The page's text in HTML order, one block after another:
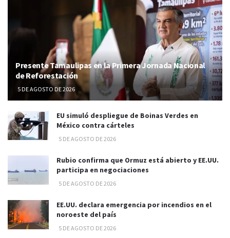
Presente Tamaulipas en la Primera Jornada Nacional
de Reforestación
5 DE AGOSTO DE 2026
EU simuló despliegue de Boinas Verdes en
México contra cárteles
5 DE AGOSTO DE 2026
Rubio confirma que Ormuz está abierto y EE.UU.
participa en negociaciones
5 DE AGOSTO DE 2026
EE.UU. declara emergencia por incendios en el
noroeste del país
5 DE AGOSTO DE 2026